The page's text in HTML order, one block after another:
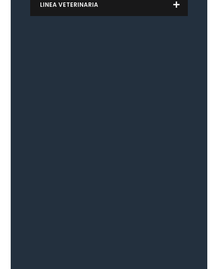
LINEA VETERINARIA